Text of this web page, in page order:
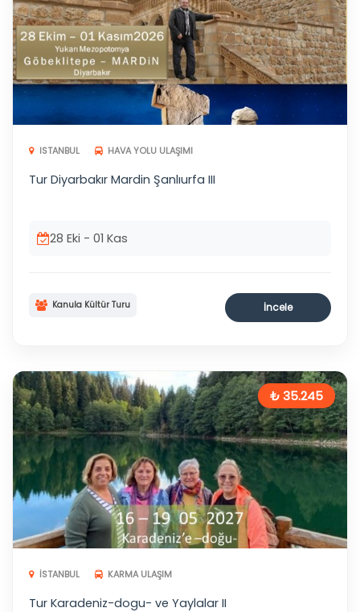
ISTANBUL HAVA YOLU ULAŞIMI
Tur Diyarbakır Mardin Şanlıurfa III
28 Eki - 01 Kas
Kanula Kültür Turu İncele
₺ 35.245
İSTANBUL KARMA ULAŞIM
Tur Karadeniz-dogu- ve Yaylalar II